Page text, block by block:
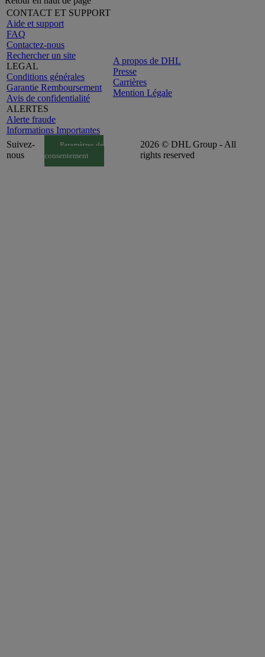
CONTACT ET SUPPORT
Aide et support
FAQ
Contactez-nous
Rechercher un site
LEGAL
Conditions générales
Garantie Remboursement
Avis de confidentialité
ALERTES
Alerte fraude
Informations Importantes
A propos de DHL
Presse
Carrières
Mention Légale
Suivez-
nous
Paramètres de
consentement
2026 © DHL Group - All
rights reserved